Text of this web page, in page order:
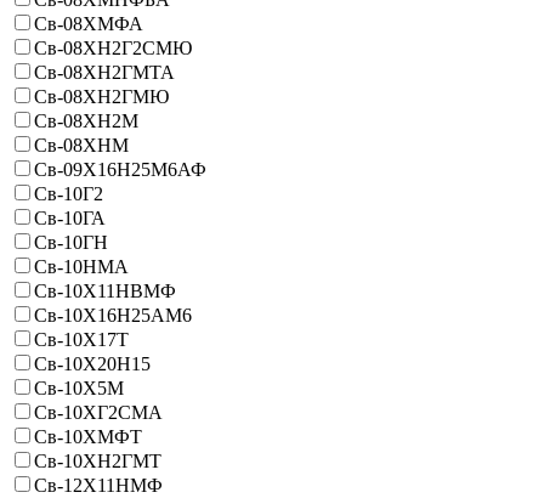
Св-08ХМФА
Св-08ХН2Г2СМЮ
Св-08ХН2ГМТА
Св-08ХН2ГМЮ
Св-08ХН2М
Св-08ХНМ
Св-09Х16Н25М6АФ
Св-10Г2
Св-10ГА
Св-10ГН
Св-10НМА
Св-10Х11НВМФ
Св-10Х16Н25АМ6
Св-10Х17Т
Св-10Х20Н15
Св-10Х5М
Св-10ХГ2СМА
Св-10ХМФТ
Св-10ХН2ГМТ
Св-12X11НМФ